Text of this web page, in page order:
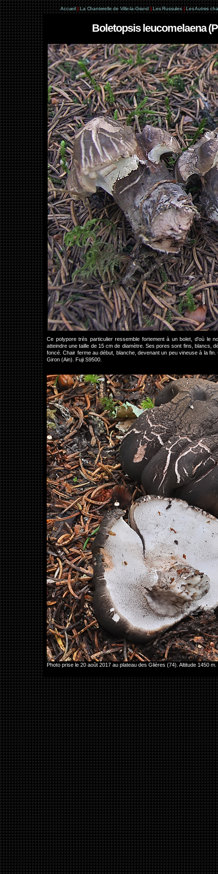
Accueil | La Chanterelle de Ville-la-Grand | Les Russules | Les Autres
Boletopsis leucomelaena
Ce polypore très particulier ressemble fortement à un bolet, d'où le
atteindre une taille de 15 cm de diamètre. Ses pores sont fins, blancs,
foncé. Chair ferme au début, blanche, devenant un peu vineuse à la
Giron (Ain). Fuji S9500.
Photo prise le 20 août 2017 au plateau des Glières (74). Altitude 1450